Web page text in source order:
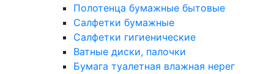
Полотенца бумажные бытовые
Салфетки бумажные
Салфетки гигиенические
Ватные диски, палочки
Бумага туалетная влажная нерег